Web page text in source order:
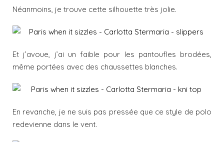
Néanmoins, je trouve cette silhouette très jolie.
Et j’avoue, j’ai un faible pour les pantoufles brodées,
même portées avec des chaussettes blanches.
En revanche, je ne suis pas pressée que ce style de polo
redevienne dans le vent.